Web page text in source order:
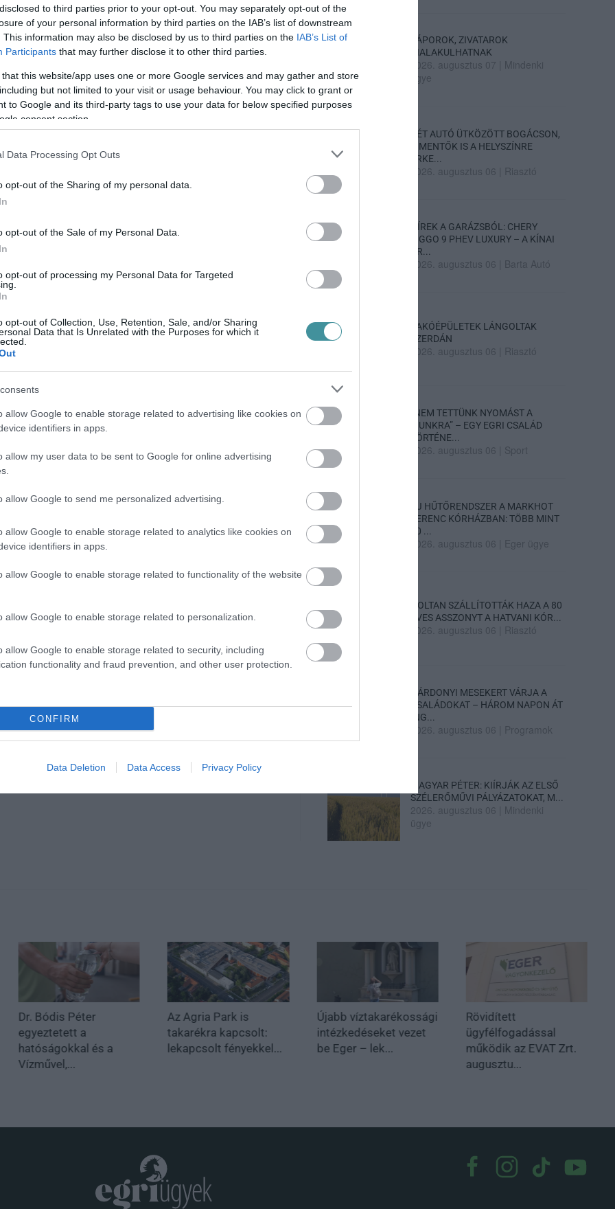
to third parties prior to your opt-out. You may separately opt-out of the
of your personal information by third parties on the IAB’s list of downstream
This information may also be disclosed by us to third parties on the IAB’s List of
Participants that may further disclose it to other third parties.
that this website/app uses one or more Google services and may gather and store
but not limited to your visit or usage behaviour. You may click to grant or
to Google and its third-party tags to use your data for below specified purposes
consent section.
Data Processing Opt Outs
opt-out of the Sharing of my personal data.
opt-out of the Sale of my Personal Data.
opt-out of processing my Personal Data for Targeted
opt-out of Collection, Use, Retention, Sale, and/or Sharing
Data that Is Unrelated with the Purposes for which it
allow Google to enable storage related to advertising like cookies on
identifiers in apps.
allow my user data to be sent to Google for online advertising
allow Google to send me personalized advertising.
allow Google to enable storage related to analytics like cookies on
identifiers in apps.
allow Google to enable storage related to functionality of the website
allow Google to enable storage related to personalization.
allow Google to enable storage related to security, including
functionality and fraud prevention, and other user protection.
CONFIRM
Data Deletion Data Access Privacy Policy
Park bevásárlóközpontban - írta meg az
és mindössze két évvel később,
Budapesten.
első helyi üzletük a Cifrakapu utcában,
tervezett új bolt nyitási dátuma
pozíciókra – csoportvezetőre és
amely olyan nemzetközi márkákat is
és a Mohito. A Sinsay kínálata
divatos női, férfi és gyermekruhák mellett
és lakberendezési árucikkeket is
árai és trendkövető kollekciói
egyik meghatározó szereplőjévé vált
kínálatát, és várhatóan a fiatal
LightRocket via Getty Images
kezdődött a munkaerő toborzása -
Sinsay üzletet nyit Egerben, mivel a
az EGRI ÜGYEK Google Hírek oldalán!
ZÁPOROK, ZIVATAROK
KIALAKULHATNAK
2026. augusztus 07
Mindenki
ügye
KÉT AUTÓ ÜTKÖZÖTT BOGÁCSON,
A MENTŐK IS A HELYSZÍNRE
ÉRKE...
2026. augusztus 06 Riasztó
HÍREK A GARÁZSBÓL: CHERY
TIGGO 9 PHEV LUXURY – A KÍNAI
PR...
2026. augusztus 06 Barta Autó
LAKÓÉPÜLETEK LÁNGOLTAK
SZERDÁN
2026. augusztus 06 Riasztó
„NEM TETTÜNK NYOMÁST A
FIUNKRA” – EGY EGRI CSALÁD
TÖRTÉNE...
2026. augusztus 06 Sport
ÚJ HŰTŐRENDSZER A MARKHOT
FERENC KÓRHÁZBAN: TÖBB MINT
70 ...
2026. augusztus 06 Eger ügye
HOLTAN SZÁLLÍTOTTÁK HAZA A 80
ÉVES ASSZONYT A HATVANI KÓR...
2026. augusztus 06 Riasztó
GÁRDONYI MESEKERT VÁRJA A
CSALÁDOKAT – HÁROM NAPON ÁT
ING...
2026. augusztus 06 Programok
MAGYAR PÉTER: KIÍRJÁK AZ ELSŐ
SZÉLERŐMŰVI PÁLYÁZATOKAT, M...
2026. augusztus 06
Mindenki
ügye
Dr. Bódis Péter
egyeztetett a
hatóságokkal és a
Vízművel,...
Az Agria Park is
takarékra kapcsolt:
lekapcsolt fényekkel...
Újabb víztakarékossági
intézkedéseket vezet
be Eger – lek...
Rövidített
ügyfélfogadással
működik az EVAT Zrt.
augusztu...